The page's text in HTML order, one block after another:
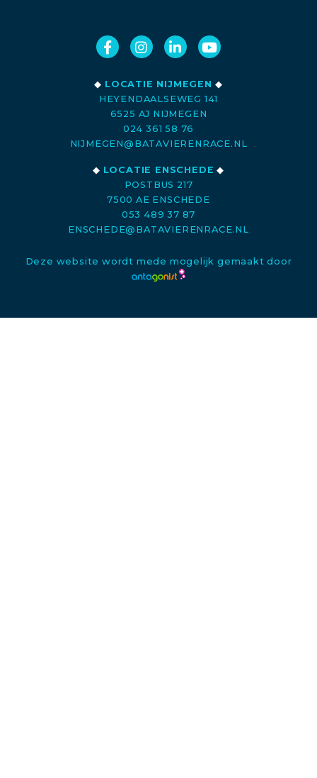
◆ LOCATIE NIJMEGEN ◆
HEYENDAALSEWEG 141
6525 AJ NIJMEGEN
024 361 58 76
NIJMEGEN@BATAVIERENRACE.NL
◆ LOCATIE ENSCHEDE ◆
POSTBUS 217
7500 AE ENSCHEDE
053 489 37 87
ENSCHEDE@BATAVIERENRACE.NL
Deze website wordt mede mogelijk gemaakt door